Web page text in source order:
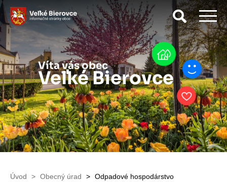
Víta vás obec
Veľké Bierovce
Úvod Obecný úrad Odpadové hospodárstvo